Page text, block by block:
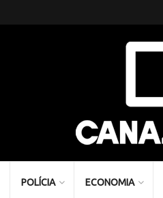
POLÍCIA ECONOMIA